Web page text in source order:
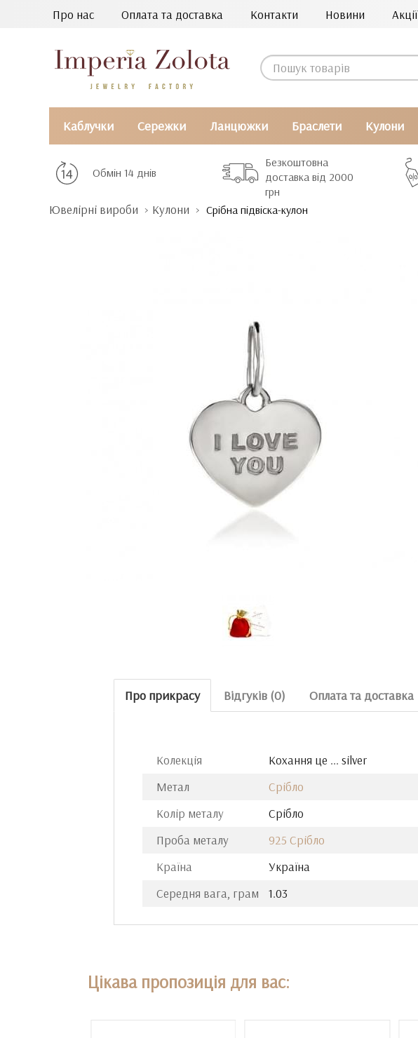
Про нас Оплата та доставка Контакти Новини Акції
Каблучки Сережки Ланцюжки Браслети Кулони
Обмін 14 днів
Безкоштовна
доставка від 2000
грн
Ювелірні вироби Кулони Срібна підвіска-кулон
Про прикрасу Відгуків (0) Оплата та доставка
Колекція
Кохання це ... silver
Метал
Срібло
Колір металу
Срібло
Проба металу
925 Срібло
Країна
Україна
Середня вага, грам
1.03
Цікава пропозиція для вас: